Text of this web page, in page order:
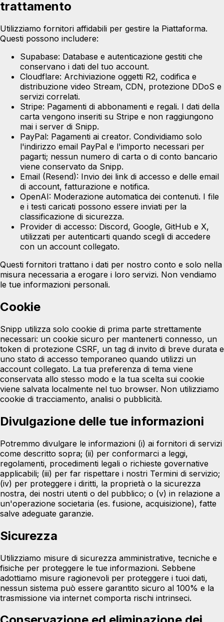
trattamento
Utilizziamo fornitori affidabili per gestire la Piattaforma.
Questi possono includere:
Supabase: Database e autenticazione gestiti che
conservano i dati del tuo account.
Cloudflare: Archiviazione oggetti R2, codifica e
distribuzione video Stream, CDN, protezione DDoS e
servizi correlati.
Stripe: Pagamenti di abbonamenti e regali. I dati della
carta vengono inseriti su Stripe e non raggiungono
mai i server di Snipp.
PayPal: Pagamenti ai creator. Condividiamo solo
l'indirizzo email PayPal e l'importo necessari per
pagarti; nessun numero di carta o di conto bancario
viene conservato da Snipp.
Email (Resend): Invio dei link di accesso e delle email
di account, fatturazione e notifica.
OpenAI: Moderazione automatica dei contenuti. I file
e i testi caricati possono essere inviati per la
classificazione di sicurezza.
Provider di accesso: Discord, Google, GitHub e X,
utilizzati per autenticarti quando scegli di accedere
con un account collegato.
Questi fornitori trattano i dati per nostro conto e solo nella
misura necessaria a erogare i loro servizi. Non vendiamo
le tue informazioni personali.
Cookie
Snipp utilizza solo cookie di prima parte strettamente
necessari: un cookie sicuro per mantenerti connesso, un
token di protezione CSRF, un tag di invito di breve durata e
uno stato di accesso temporaneo quando utilizzi un
account collegato. La tua preferenza di tema viene
conservata allo stesso modo e la tua scelta sui cookie
viene salvata localmente nel tuo browser. Non utilizziamo
cookie di tracciamento, analisi o pubblicità.
Divulgazione delle tue informazioni
Potremmo divulgare le informazioni (i) ai fornitori di servizi
come descritto sopra; (ii) per conformarci a leggi,
regolamenti, procedimenti legali o richieste governative
applicabili; (iii) per far rispettare i nostri Termini di servizio;
(iv) per proteggere i diritti, la proprietà o la sicurezza
nostra, dei nostri utenti o del pubblico; o (v) in relazione a
un'operazione societaria (es. fusione, acquisizione), fatte
salve adeguate garanzie.
Sicurezza
Utilizziamo misure di sicurezza amministrative, tecniche e
fisiche per proteggere le tue informazioni. Sebbene
adottiamo misure ragionevoli per proteggere i tuoi dati,
nessun sistema può essere garantito sicuro al 100% e la
trasmissione via internet comporta rischi intrinseci.